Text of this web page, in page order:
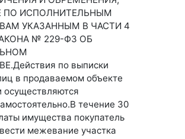
ПО ИСПОЛНИТЕЛЬНЫМ
УКАЗАННЫМ В ЧАСТИ 4
№ 229-ФЗ ОБ
по выписки
в продаваемом объекте
течение 30
имущества покупатель
межевание участка